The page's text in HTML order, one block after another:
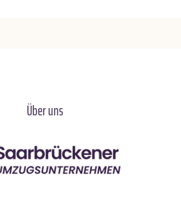
Über uns